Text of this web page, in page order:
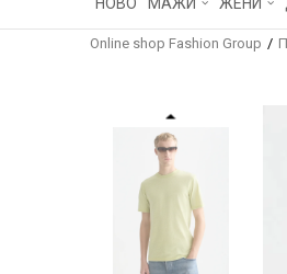
Online shop Fashion Group